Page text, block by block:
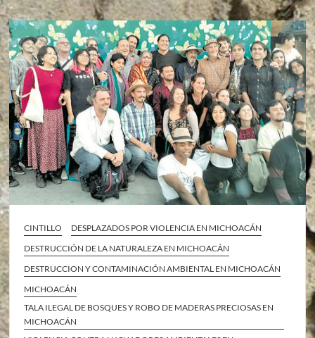
CINTILLO
DESPLAZADOS POR VIOLENCIA EN MICHOACÁN
DESTRUCCIÓN DE LA NATURALEZA EN MICHOACÁN
DESTRUCCION Y CONTAMINACIÓN AMBIENTAL EN MICHOACÁN
MICHOACÁN
TALA ILEGAL DE BOSQUES Y ROBO DE MADERAS PRECIOSAS EN
MICHOACÁN